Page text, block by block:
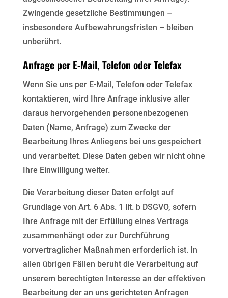
Zwingende gesetzliche Bestimmungen –
insbesondere Aufbewahrungsfristen – bleiben
unberührt.
Anfrage per E-Mail, Telefon oder Telefax
Wenn Sie uns per E-Mail, Telefon oder Telefax
kontaktieren, wird Ihre Anfrage inklusive aller
daraus hervorgehenden personenbezogenen
Daten (Name, Anfrage) zum Zwecke der
Bearbeitung Ihres Anliegens bei uns gespeichert
und verarbeitet. Diese Daten geben wir nicht ohne
Ihre Einwilligung weiter.
Die Verarbeitung dieser Daten erfolgt auf
Grundlage von Art. 6 Abs. 1 lit. b DSGVO, sofern
Ihre Anfrage mit der Erfüllung eines Vertrags
zusammenhängt oder zur Durchführung
vorvertraglicher Maßnahmen erforderlich ist. In
allen übrigen Fällen beruht die Verarbeitung auf
unserem berechtigten Interesse an der effektiven
Bearbeitung der an uns gerichteten Anfragen